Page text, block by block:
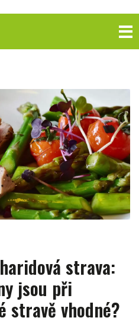
strava:
jsou při
stravě vhodné?